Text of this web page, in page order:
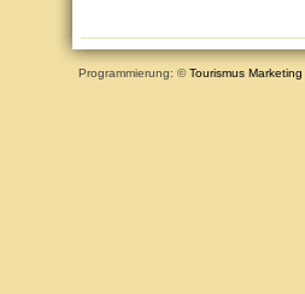
Programmierung: ©Tourismus Marketing